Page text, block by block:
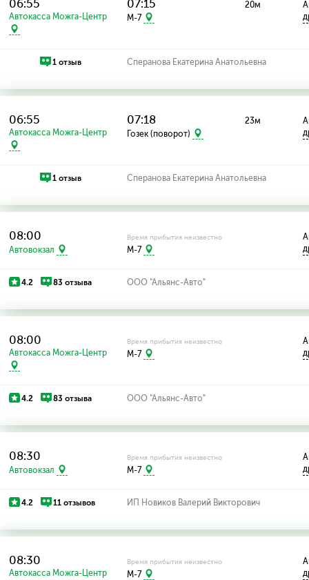
06:55
Автокасса Можга-Центр
07:15
M-7
20м
1 отзыв Сперанова Екатерина Анатольевна
06:55
Автокасса Можга-Центр
07:18
Гозек (поворот)
23м
1 отзыв Сперанова Екатерина Анатольевна
08:00
Автовокзал
Время прибытия неизвестно
M-7
4.2 83 отзыва ООО "Альянс-Авто"
08:00
Автокасса Можга-Центр
Время прибытия неизвестно
M-7
4.2 83 отзыва ООО "Альянс-Авто"
08:30
Автовокзал
Время прибытия неизвестно
M-7
4.2 11 отзывов ИП Новиков Валерий Викторович
08:30
Автокасса Можга-Центр
Время прибытия неизвестно
M-7